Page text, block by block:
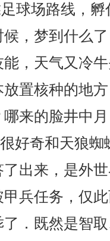
球场路线，
，梦到什么
，天气又冷
置核种的地
来的脸井中
好奇和天狼蜘
出来，是外
兵任务，仅
了．既然是智